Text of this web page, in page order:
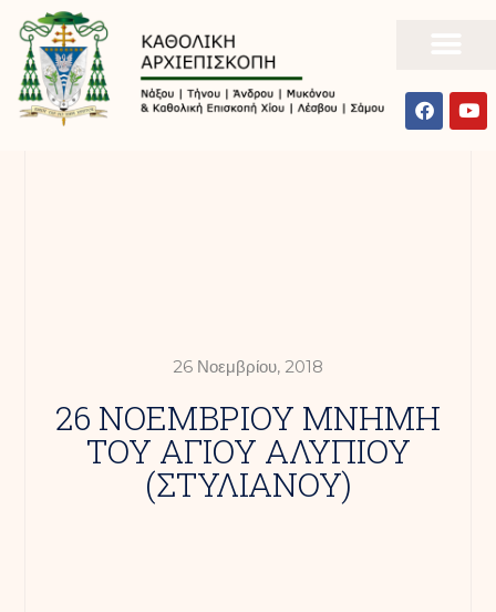
26 Νοεμβρίου, 2018
26 ΝΟΕΜΒΡΙΟΥ ΜΝΗΜΗ
ΤΟΥ ΑΓΙΟΥ ΑΛΥΠΙΟΥ
(ΣΤΥΛΙΑΝΟΥ)